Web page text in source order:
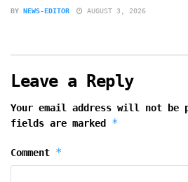
BY NEWS-EDITOR AUGUST 3, 2026
Leave a Reply
Your email address will not be
fields are marked *
Comment *